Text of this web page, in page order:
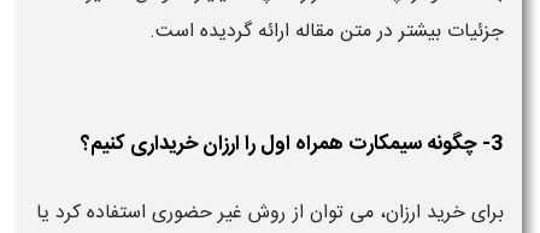
جزئیات بیشتر در متن مقاله ارائه گردیده است.
3- چگونه سیمکارت همراه اول را ارزان خریداری کنیم؟
برای خرید ارزان، می توان از روش غیر حضوری استفاده کرد یا